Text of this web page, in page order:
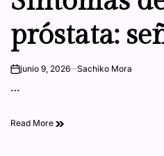
próstata:
muchos
avanzadas
onjunio 9, 2026 Sachiko Mora
…
Read More